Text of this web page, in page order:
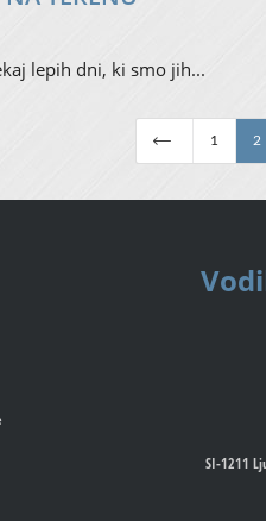
lepih dni, ki smo jih...
1 2
SI-1211